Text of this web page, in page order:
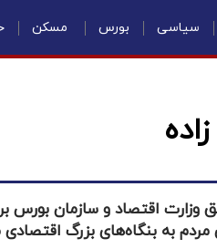
سیاسی بورس مسکن
وزارت اقتصاد و سازمان بورس
مردم به بنگاه‌های بزرگ